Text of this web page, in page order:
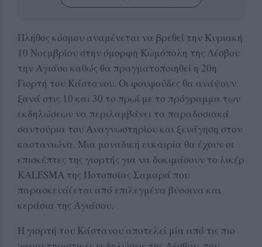
Πλήθος κόσμου αναμένεται να βρεθεί την Κυριακή
10 Νοεμβρίου στην όμορφη Κωμόπολη της Λέσβου
την Αγιάσο καθώς θα πραγματοποιηθεί η 20η
Γιορτή του Κάστανου. Οι φουφούδες θα ανάψουν
ξανά στις 10 και 30 το πρωί με το πρόγραμμα των
εκδηλώσεων να περιλαμβάνει τα παραδοσιακά
σαντούρια του Αναγνωστηρίου και ξενάγηση στον
καστανιώνα. Μια μοναδική ευκαιρία θα έχουν οι
επισκέπτες της γιορτής για να δοκιμάσουν το λικέρ
KALESMA της Ποτοποϊας Σαμαρά που
παρασκευάζεται από επιλεγμένα βύσσινα και
κεράσια της Αγιάσου.
Η γιορτή του Κάστανου αποτελεί μία από τις πιο